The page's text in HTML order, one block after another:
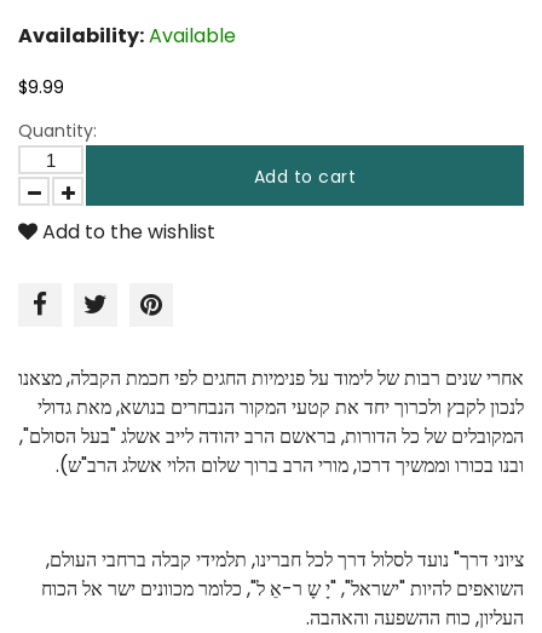
Availability:Available
$9.99
Quantity:
Add to cart
Add to the wishlist
אחרי שנים רבות של לימוד על פנימיות החגים לפי חכמת הקבלה, מצאנו
לנכון לקבץ ולכרוך יחד את קטעי המקור הנבחרים בנושא, מאת גדולי
המקובלים של כל הדורות, בראשם הרב יהודה לייב אשלג "בעל הסולם",
ובנו בכורו וממשיך דרכו, מורי הרב ברוך שלום הלוי אשלג הרב"ש).
ציוני דרך" נועד לסלול דרך לכל חברינו, תלמידי קבלה ברחבי העולם,
השואפים להיות "ישראל", "יָ שָ ר-אֵ ל", כלומר מכוונים ישר אל הכוח
העליון, כוח ההשפעה והאהבה.